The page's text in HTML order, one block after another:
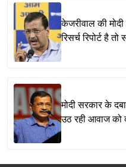
केजरीवाल की
रिसर्च रिपोर्ट है
मोदी सरकार के
उठ रही आवाज को